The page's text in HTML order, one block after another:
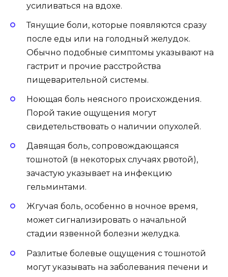
усиливаться на вдохе.
Тянущие боли, которые появляются сразу
после еды или на голодный желудок.
Обычно подобные симптомы указывают на
гастрит и прочие расстройства
пищеварительной системы.
Ноющая боль неясного происхождения.
Порой такие ощущения могут
свидетельствовать о наличии опухолей.
Давящая боль, сопровождающаяся
тошнотой (в некоторых случаях рвотой),
зачастую указывает на инфекцию
гельминтами.
Жгучая боль, особенно в ночное время,
может сигнализировать о начальной
стадии язвенной болезни желудка.
Разлитые болевые ощущения с тошнотой
могут указывать на заболевания печени и